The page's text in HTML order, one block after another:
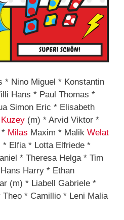
* Nino Miguel * Konstantin
Hans * Paul Thomas *
Simon Eric * Elisabeth
Kuzey (m) * Arvid Viktor *
* Milas Maxim * Malik Welat
* Elfia * Lotta Elfriede *
* Theresa Helga * Tim
Harry * Ethan
(m) * Liabell Gabriele *
* Camillio * Leni Malia